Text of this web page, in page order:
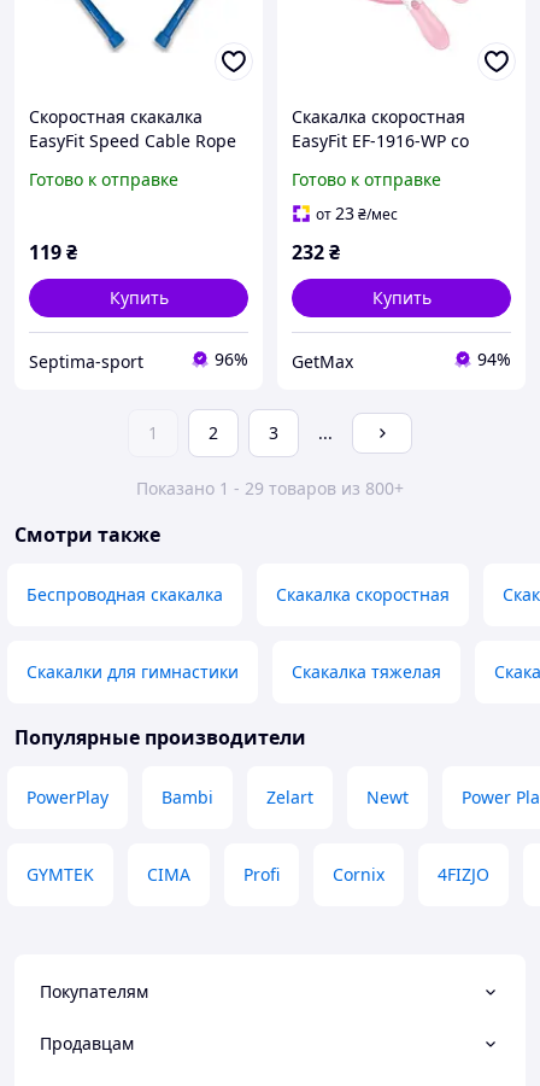
Скоростная скакалка
EasyFit Speed Cable Rope
синяя
Готово к отправке
119₴
Купить
Septima-sport 96%
Скакалка скоростная
EasyFit EF-1916-WP со
длина, бело-розовая
Готово к отправке
от23₴/мес
232₴
Купить
GetMax 94%
1 2 3 ...
Показано 1 - 29 товаров из 800+
Смотри также
Беспроводная скакалка Скакалка скоростная
Скакалки для гимнастики Скакалка тяжелая
Популярные производители
PowerPlay Bambi Zelart Newt Power
GYMTEK CIMA Profi Cornix 4FIZJO
Покупателям
Продавцам